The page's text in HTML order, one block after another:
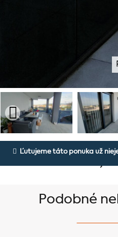
Rezervovaný 4
Ľutujeme táto ponuka už
Podobné